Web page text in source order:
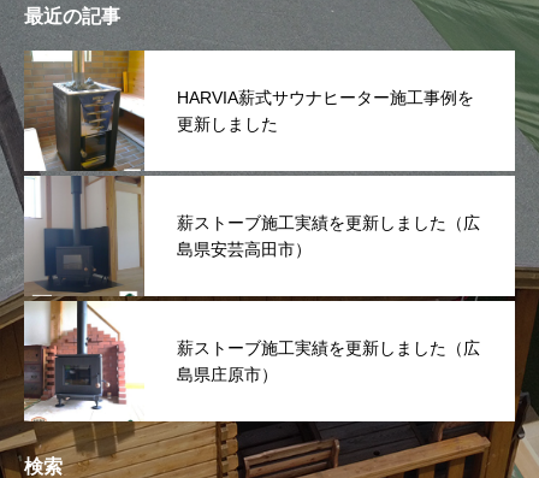
最近の記事
HARVIA薪式サウナヒーター施工事例を
更新しました
薪ストーブ施工実績を更新しました（広
島県安芸高田市）
薪ストーブ施工実績を更新しました（広
島県庄原市）
検索